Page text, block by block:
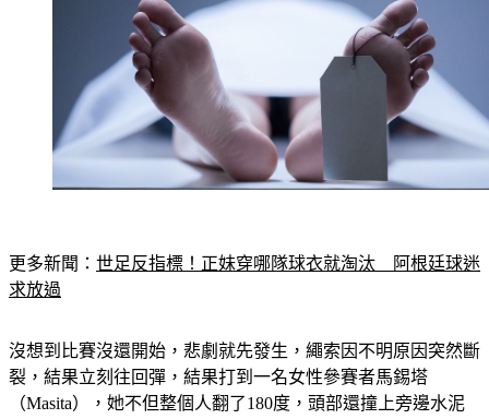
更多新聞： 世足反指標！正妹穿哪隊球衣就淘汰　阿根廷球迷
求放過
沒想到比賽沒還開始，悲劇就先發生，繩索因不明原因突然斷
裂，結果立刻往回彈，結果打到一名女性參賽者馬錫塔
（Masita），她不但整個人翻了180度，頭部還撞上旁邊水泥